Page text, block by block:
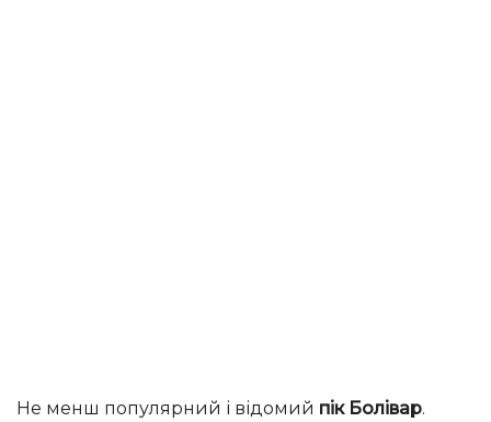
Не менш популярний і відомий пік Болівар.